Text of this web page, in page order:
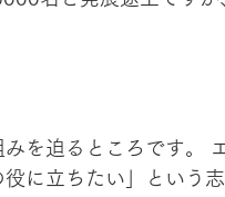
を迫るところです。
に立ちたい」という